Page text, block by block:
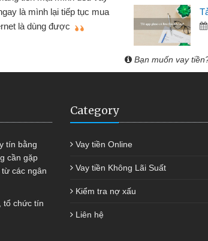
lẻ nhiều lúc cần vốn nhập
bè giới thiệu tôi đã giải
nhanh chóng
Bạn muốn vay
tín bằng
cần gặp
các ngân
tổ chức tín
Category
Vay tiền Online
Vay tiền Không Lãi Suất
Kiểm tra nợ xấu
Liên hệ